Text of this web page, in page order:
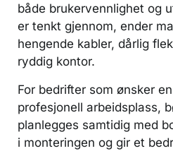
både brukervennlighet og
er tenkt gjennom, ender
hengende kabler, dårlig
ryddig kontor.
For bedrifter som ønsker
profesjonell arbeidsplass,
planlegges samtidig med
i monteringen og gir et